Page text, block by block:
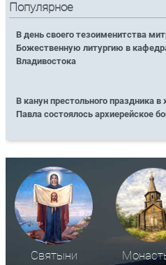
Популярное
В день своего тезоименитства
Божественную литургию в
Владивостока
В канун престольного праздника
Павла состоялось архиерейское
Святыни